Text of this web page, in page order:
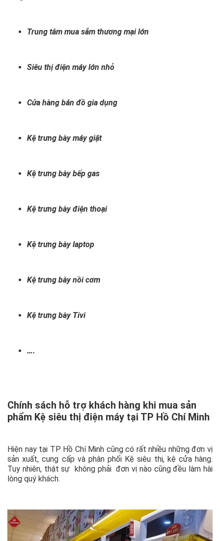
Trung tâm mua sắm thương mại lớn
Siêu thị điện máy lớn nhỏ
Cửa hàng bán đồ gia dụng
Kệ trưng bày máy giặt
Kệ trưng bày bếp gas
Kệ trưng bày điện thoại
Kệ trưng bày laptop
Kệ trưng bày nồi cơm
Kệ trưng bày Tivi
….
Chính sách hỗ trợ khách hàng khi mua sản
phẩm Kệ siêu thị điện máy tại TP Hồ Chí Minh
Hiện nay tại TP Hồ Chí Minh cũng có rất nhiều những đơn vị
sản xuất, cung cấp và phân phối Kệ siêu thị, kệ cửa hàng.
Tuy nhiên, thật sự không phải đơn vị nào cũng đều làm hài
lòng quý khách.